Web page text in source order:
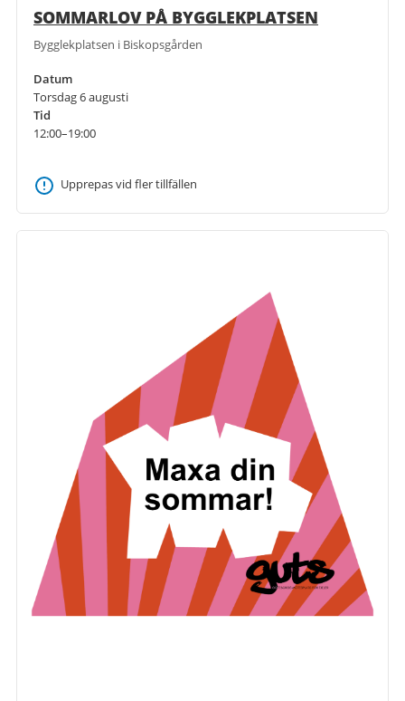
SOMMARLOV PÅ BYGGLEKPLATSEN
Bygglekplatsen i Biskopsgården
Datum
Torsdag 6 augusti
Tid
12:00–19:00
Upprepas vid fler tillfällen